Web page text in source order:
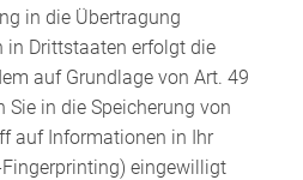
in die Übertragung
in Drittstaaten erfolgt die
auf Grundlage von Art. 49
Sie in die Speicherung von
auf Informationen in Ihr
eingewilligt